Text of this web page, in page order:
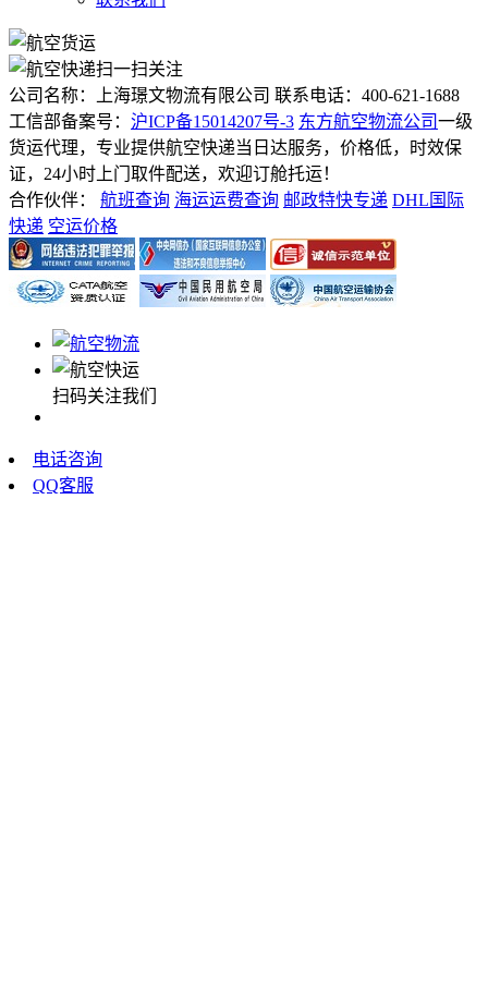
扫一扫关注
公司名称：上海璟文物流有限公司 联系电话：400-621-1688
工信部备案号： 沪ICP备15014207号-3 东方航空物流公司一级
货运代理，专业提供航空快递当日达服务，价格低，时效保
证，24小时上门取件配送，欢迎订舱托运！
合作伙伴： 航班查询 海运运费查询 邮政特快专递 DHL国际
快递 空运价格
扫码关注我们
电话咨询
QQ客服